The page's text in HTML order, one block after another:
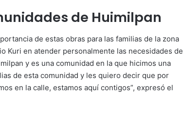
de Huimilpan
de estas obras para las familias de la zona
Kuri en atender personalmente las necesidades de
y es una comunidad en la que hicimos una
de esta comunidad y les quiero decir que por
en la calle, estamos aquí contigos”, expresó el